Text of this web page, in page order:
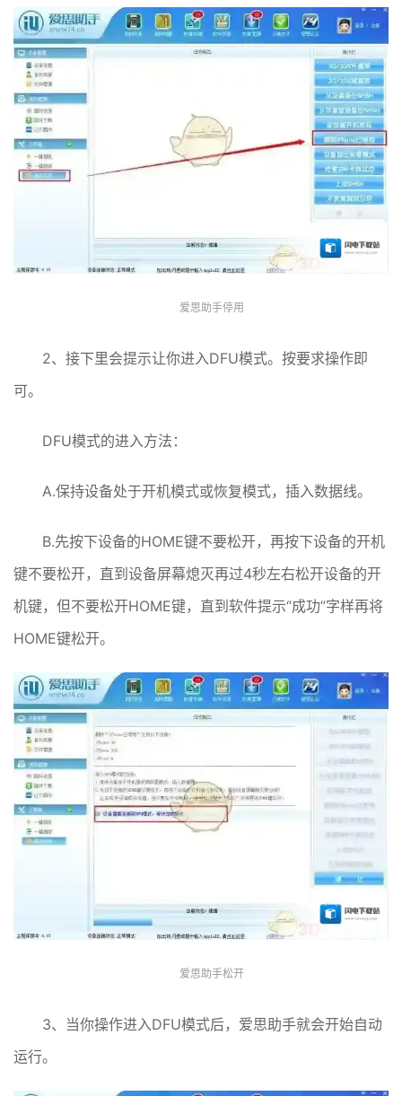
爱思助手停用
2、接下里会提示让你进入DFU模式。按要求操作即
可。
DFU模式的进入方法：
A.保持设备处于开机模式或恢复模式，插入数据线。
B.先按下设备的HOME键不要松开，再按下设备的开机
键不要松开，直到设备屏幕熄灭再过4秒左右松开设备的开
机键，但不要松开HOME键，直到软件提示“成功”字样再将
HOME键松开。
爱思助手松开
3、当你操作进入DFU模式后，爱思助手就会开始自动
运行。